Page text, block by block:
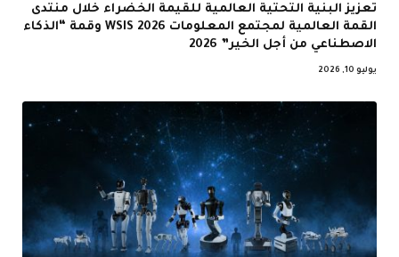
تعزيز البنية التحتية العالمية للقيمة الخضراء خلال منتدى
القمة العالمية لمجتمع المعلومات WSIS 2026 وقمة “الذكاء
الاصطناعي من أجل الخير” 2026
يوليو 10, 2026